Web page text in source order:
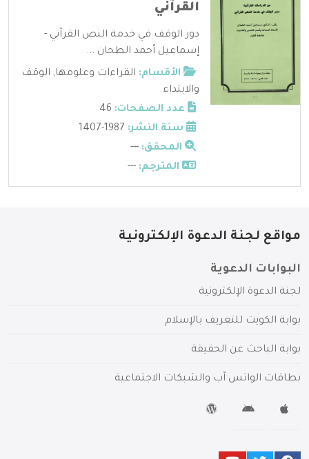
القرآني
دور الوقف في خدمة النص القرآني -
إسماعيل أحمد الطحان ...
الأقسام: القراءات وعلومها, الوقف
والابتداء
عدد الصفحات:
سنة النشر:
المحقق: ---
المترجم: ---
مواقع لجنة الدعوة الإلكترونية
البوابات الدعوية
لجنة الدعوة الإلكترونية
بوابة الكويت للتعريف بالإسلام
بوابة الباحث عن الحقيقة
بطاقات الواتس آب والشبكات الاجتماعية